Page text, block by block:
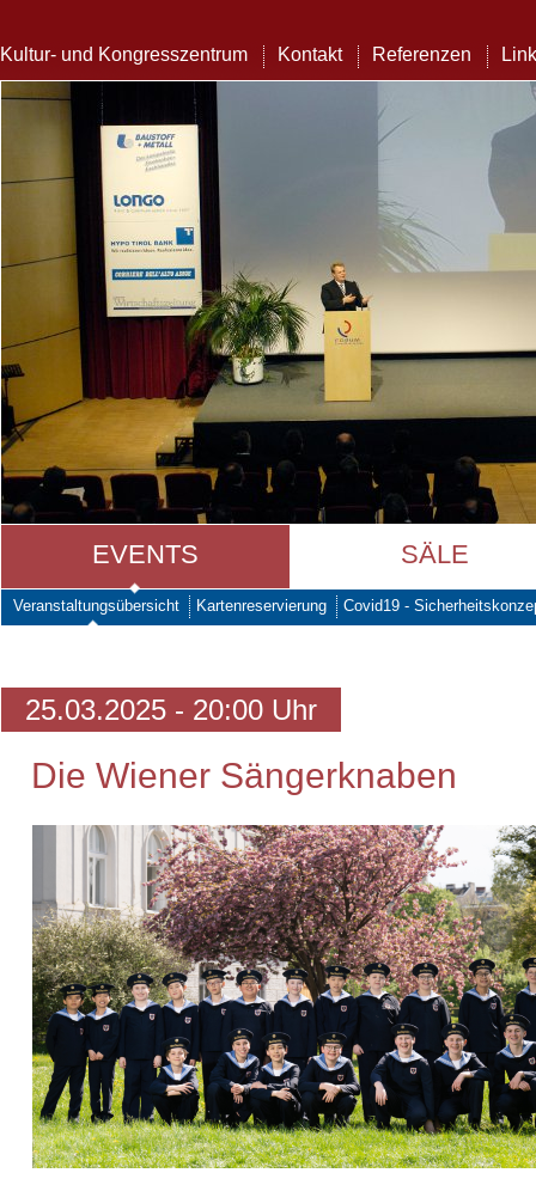
Kultur- und Kongresszentrum Kontakt Referenzen
EVENTS SÄLE
Veranstaltungsübersicht Kartenreservierung Covid19 -
25.03.2025 - 20:00 Uhr
Die Wiener Sängerknaben